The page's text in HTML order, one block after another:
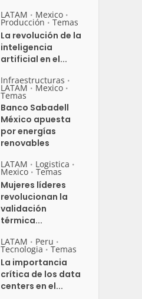
LATAM • Mexico •
Producción • Temas
La revolución de la
inteligencia
artificial en el...
Infraestructuras •
LATAM • Mexico •
Temas
Banco Sabadell
México apuesta
por energías
renovables
LATAM • Logistica •
Mexico • Temas
Mujeres líderes
revolucionan la
validación
térmica...
LATAM • Peru •
Tecnologia • Temas
La importancia
crítica de los data
centers en el...